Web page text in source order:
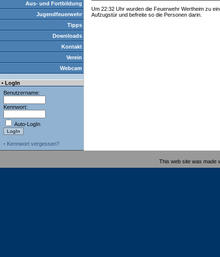
Aus- und Fortbildung
Jugendfeuerwehr
Tipps
Downloads
Kontakt
Verein
Webcam
• LogIn
Benutzername:
Kennwort:
Auto-LogIn
- Kennwort vergessen?
Um 22:32 Uhr wurden die Feuerwehr Wertheim zu
Aufzugstür und befreite so die Personen darin.
This web site was made